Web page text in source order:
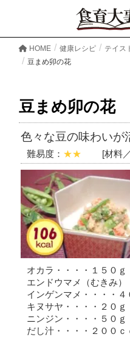
HOME 健康レシピ テイス
豆まめ卯の花
豆まめ卯の花
色々な豆の味わいが
難易度： ★★ [材料／
オカラ・・・・１５０ｇ
エンドウマメ（むきみ）
インゲンマメ・・・・４
キヌサヤ・・・・２０ｇ
ニンジン・・・・５０ｇ
だし汁・・・・２００ｃ